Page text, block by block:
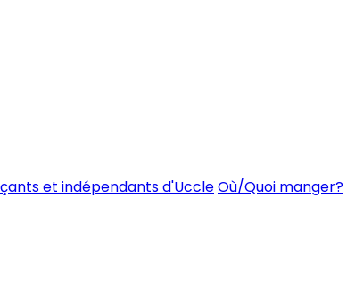
et indépendants d'UccleOù/Quoi manger?